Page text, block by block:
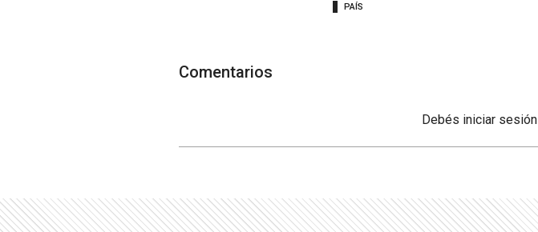
PAÍS
Comentarios
Debés iniciar sesión